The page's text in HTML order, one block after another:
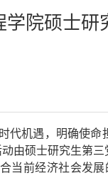
院硕士研
代机遇，明确使
由硕士研究生第
当前经济社会发